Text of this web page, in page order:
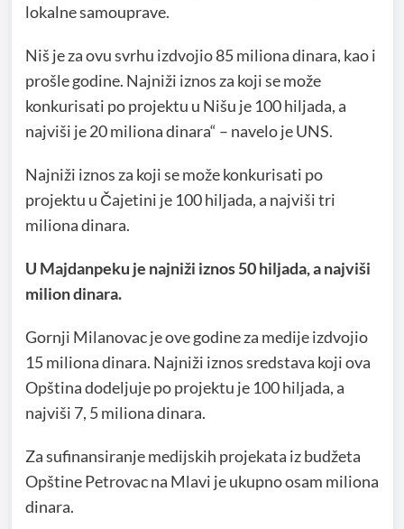
lokalne samouprave.
Niš je za ovu svrhu izdvojio 85 miliona dinara, kao i
prošle godine. Najniži iznos za koji se može
konkurisati po projektu u Nišu je 100 hiljada, a
najviši je 20 miliona dinara“ – navelo je UNS.
Najniži iznos za koji se može konkurisati po
projektu u Čajetini je 100 hiljada, a najviši tri
miliona dinara.
U Majdanpeku je najniži iznos 50 hiljada, a najviši
milion dinara.
Gornji Milanovac je ove godine za medije izdvojio
15 miliona dinara. Najniži iznos sredstava koji ova
Opština dodeljuje po projektu je 100 hiljada, a
najviši 7, 5 miliona dinara.
Za sufinansiranje medijskih projekata iz budžeta
Opštine Petrovac na Mlavi je ukupno osam miliona
dinara.